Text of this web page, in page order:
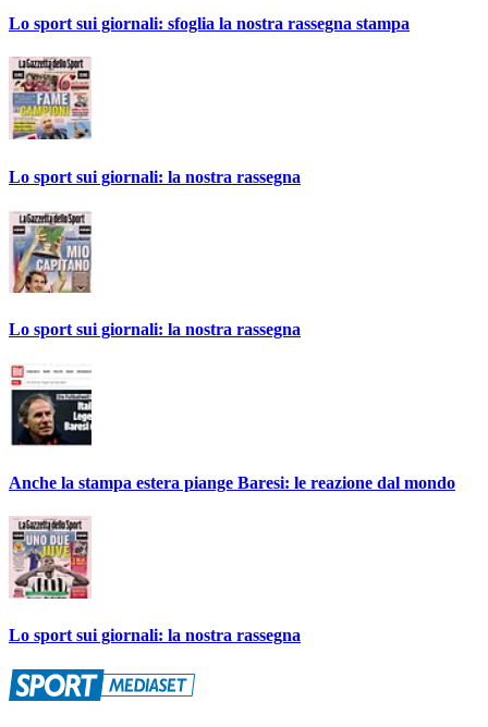
Lo sport sui giornali: sfoglia la nostra rassegna stampa
Lo sport sui giornali: la nostra rassegna
Lo sport sui giornali: la nostra rassegna
Anche la stampa estera piange Baresi: le reazione dal mondo
Lo sport sui giornali: la nostra rassegna